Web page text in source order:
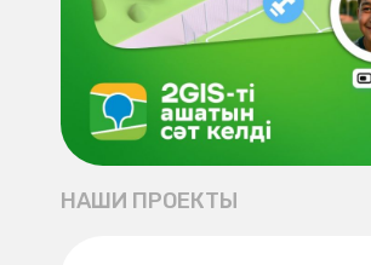
НАШИ ПРОЕКТЫ